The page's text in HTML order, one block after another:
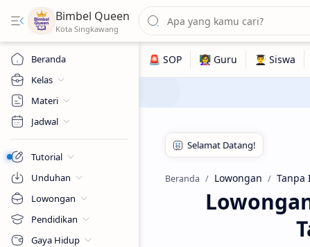
Bimbel Queen
Beranda
Kelas
Materi
Jadwal
Tutorial
Unduhan
Lowongan
Pendidikan
Gaya Hidup
Beranda Lowongan Tanpa